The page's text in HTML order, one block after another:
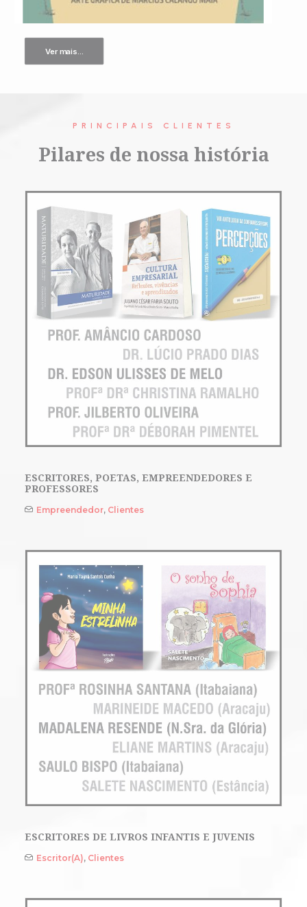
Ver mais...
PRINCIPAIS CLIENTES
Pilares de nossa história
ESCRITORES, POETAS, EMPREENDEDORES E
PROFESSORES
Empreendedor, Clientes
ESCRITORES DE LIVROS INFANTIS E JUVENIS
Escritor(a), Clientes